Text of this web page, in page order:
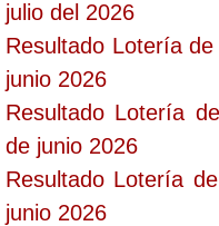
julio del 2026
Resultado Lotería
junio 2026
Resultado Lotería
de junio 2026
Resultado Lotería
junio 2026